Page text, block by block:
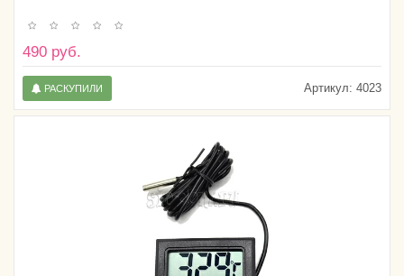
490 руб.
Артикул: 4023
РАСКУПИЛИ